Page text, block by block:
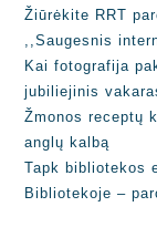
Žiūrėkite RRT
,,Saugesnis
Kai fotografija
jubiliejinis
Žmonos receptų
anglų kalbą
Tapk bibliotekos
Bibliotekoje –